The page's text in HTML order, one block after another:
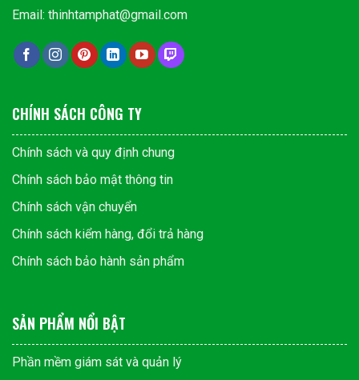
Email: thinhtamphat@gmail.com
CHÍNH SÁCH CÔNG TY
Chính sách và quy định chung
Chính sách bảo mật thông tin
Chính sách vận chuyển
Chính sách kiểm hàng, đổi trả hàng
Chính sách bảo hành sản phẩm
SẢN PHẨM NỔI BẬT
Phần mềm giám sát và quản lý